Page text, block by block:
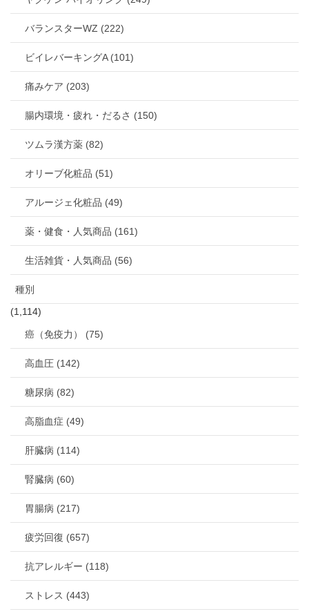
バランスターWZ (222)
ビイレバーキングA (101)
痛みケア (203)
腸内環境・疲れ・だるさ (150)
ツムラ漢方薬 (82)
オリーブ化粧品 (51)
アルージェ化粧品 (49)
薬・健食・人気商品 (161)
生活雑貨・人気商品 (56)
種別
(1,114)
癌（免疫力） (75)
高血圧 (142)
糖尿病 (82)
高脂血症 (49)
肝臓病 (114)
腎臓病 (60)
胃腸病 (217)
疲労回復 (657)
抗アレルギー (118)
ストレス (443)